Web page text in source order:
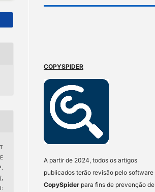
,
COPYSPIDER
A partir de 2024, todos os artigos
publicados terão revisão pelo software
CopySpider para fins de prevenção de